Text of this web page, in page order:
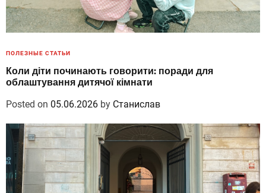
ПОЛЕЗНЫЕ СТАТЬИ
Коли діти починають говорити: поради для
облаштування дитячої кімнати
Posted on 05.06.2026 by Станислав